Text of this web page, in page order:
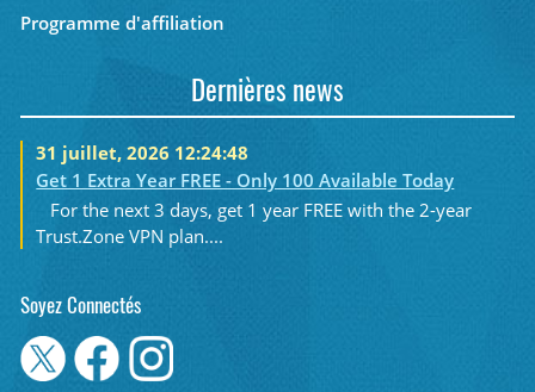
Programme d'affiliation
Dernières news
31 juillet, 2026 12:24:48
Get 1 Extra Year FREE - Only 100 Available Today
For the next 3 days, get 1 year FREE with the 2-year
Trust.Zone VPN plan....
Soyez Connectés